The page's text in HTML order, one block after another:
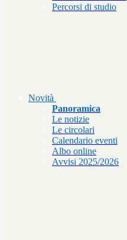
Percorsi di studio
Novità
Panoramica
Le notizie
Le circolari
Calendario eventi
Albo online
Avvisi 2025/2026